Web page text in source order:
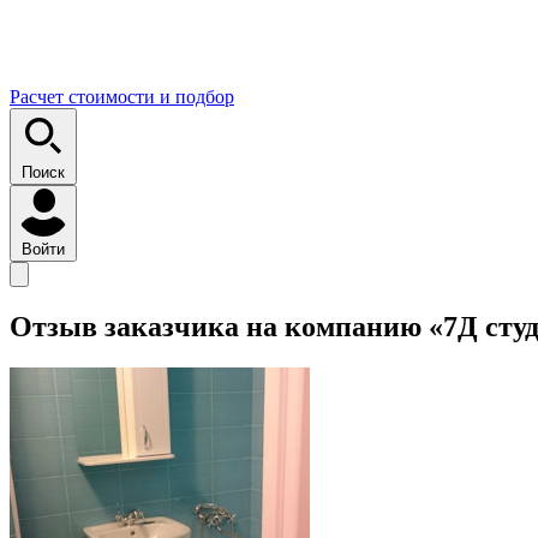
Расчет стоимости и подбор
Поиск
Войти
Отзыв заказчика на компанию «7Д